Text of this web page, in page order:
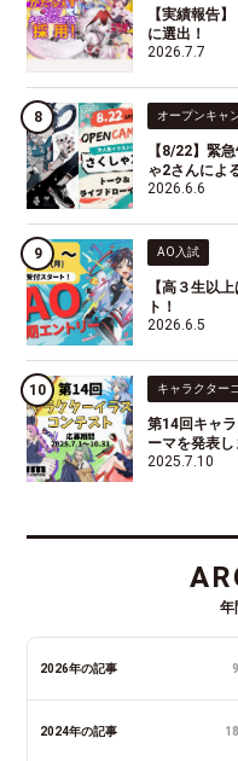
【実績報告
に選出！
2026.7.7
オープンキャ
【8/22】緊
ゃ2さんによ
2026.6.6
AO入試
【高３生以
ト！
2026.6.5
キャラクター
第14回キャ
ーマを発表し
2025.7.10
年
2026年の記事
2024年の記事